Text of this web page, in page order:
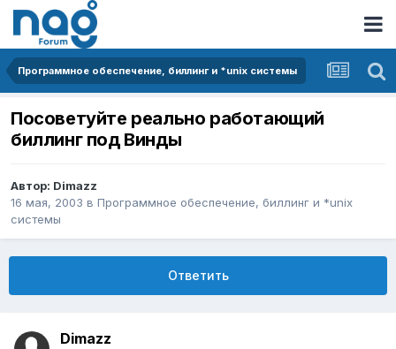
Программное обеспечение, биллинг и *unix системы
Посоветуйте реально работающий
биллинг под Винды
Автор: Dimazz
16 мая, 2003 в Программное обеспечение, биллинг и *unix
системы
Ответить
Dimazz